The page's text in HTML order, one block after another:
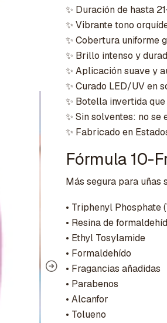
✨ Duración de hasta
✨ Vibrante tono
✨ Cobertura uniforme
✨ Brillo intenso y
✨ Aplicación suave y
✨ Curado LED/UV en
✨ Botella invertida
✨ Sin solventes: no
✨ Fabricado en
Fórmula 10-
Más segura para uñas
• Triphenyl Phosphate
• Resina de
• Ethyl Tosylamide
• Formaldehído
• Fragancias añadidas
• Parabenos
• Alcanfor
• Tolueno